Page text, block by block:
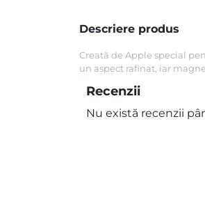
Descriere produs
Creată de Apple special
un aspect rafinat, iar
Recenzii
Nu există recenzii